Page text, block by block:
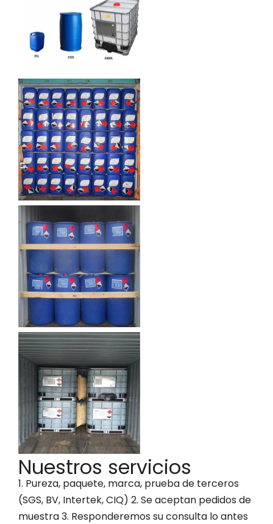
Nuestros servicios
1. Pureza, paquete, marca, prueba de terceros
(SGS, BV, Intertek, CIQ) 2. Se aceptan pedidos de
muestra 3. Responderemos su consulta lo antes